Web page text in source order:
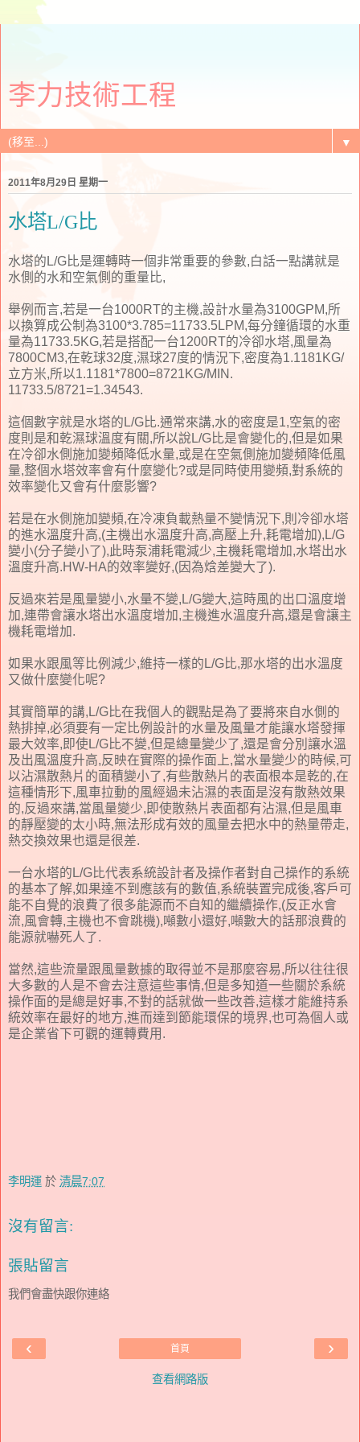
李力技術工程
▼
2011年8月29日 星期一
水塔L/G比
水塔的L/G比是運轉時一個非常重要的參數,白話一點講就是
水側的水和空氣側的重量比,
舉例而言,若是一台1000RT的主機,設計水量為3100GPM,所
以換算成公制為3100*3.785=11733.5LPM,每分鐘循環的水重
量為11733.5KG,若是搭配一台1200RT的冷卻水塔,風量為
7800CM3,在乾球32度,濕球27度的情況下,密度為1.1181KG/
立方米,所以1.1181*7800=8721KG/MIN.
11733.5/8721=1.34543.
這個數字就是水塔的L/G比.通常來講,水的密度是1,空氣的密
度則是和乾濕球溫度有關,所以說L/G比是會變化的,但是如果
在冷卻水側施加變頻降低水量,或是在空氣側施加變頻降低風
量,整個水塔效率會有什麼變化?或是同時使用變頻,對系統的
效率變化又會有什麼影響?
若是在水側施加變頻,在冷凍負載熱量不變情況下,則冷卻水塔
的進水溫度升高,(主機出水溫度升高,高壓上升,耗電增加),L/G
變小(分子變小了),此時泵浦耗電減少,主機耗電增加,水塔出水
溫度升高.HW-HA的效率變好,(因為焓差變大了).
反過來若是風量變小,水量不變,L/G變大,這時風的出口溫度增
加,連帶會讓水塔出水溫度增加,主機進水溫度升高,還是會讓主
機耗電增加.
如果水跟風等比例減少,維持一樣的L/G比,那水塔的出水溫度
又做什麼變化呢?
其實簡單的講,L/G比在我個人的觀點是為了要將來自水側的
熱排掉,必須要有一定比例設計的水量及風量才能讓水塔發揮
最大效率,即使L/G比不變,但是總量變少了,還是會分別讓水溫
及出風溫度升高,反映在實際的操作面上,當水量變少的時候,可
以沾濕散熱片的面積變小了,有些散熱片的表面根本是乾的,在
這種情形下,風車拉動的風經過未沾濕的表面是沒有散熱效果
的,反過來講,當風量變少,即使散熱片表面都有沾濕,但是風車
的靜壓變的太小時,無法形成有效的風量去把水中的熱量帶走,
熱交換效果也還是很差.
一台水塔的L/G比代表系統設計者及操作者對自己操作的系統
的基本了解,如果達不到應該有的數值,系統裝置完成後,客戶可
能不自覺的浪費了很多能源而不自知的繼續操作,(反正水會
流,風會轉,主機也不會跳機),噸數小還好,噸數大的話那浪費的
能源就嚇死人了.
當然,這些流量跟風量數據的取得並不是那麼容易,所以往往很
大多數的人是不會去注意這些事情,但是多知道一些關於系統
操作面的是總是好事,不對的話就做一些改善,這樣才能維持系
統效率在最好的地方,進而達到節能環保的境界,也可為個人或
是企業省下可觀的運轉費用.
李明運 於 清晨7:07
沒有留言:
張貼留言
我們會盡快跟你連絡
‹ ›
首頁
查看網路版